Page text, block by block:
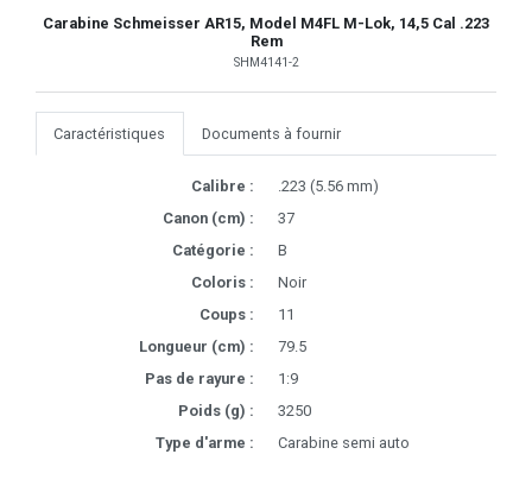
Carabine Schmeisser AR15, Model M4FL M-Lok, 14,5 Cal .223
Rem
SHM4141-2
Caractéristiques Documents à fournir
Calibre :
.223 (5.56 mm)
Canon (cm) :
37
Catégorie :
B
Coloris :
Noir
Coups :
11
Longueur (cm) :
79.5
Pas de rayure :
1:9
Poids (g) :
3250
Type d'arme :
Carabine semi auto